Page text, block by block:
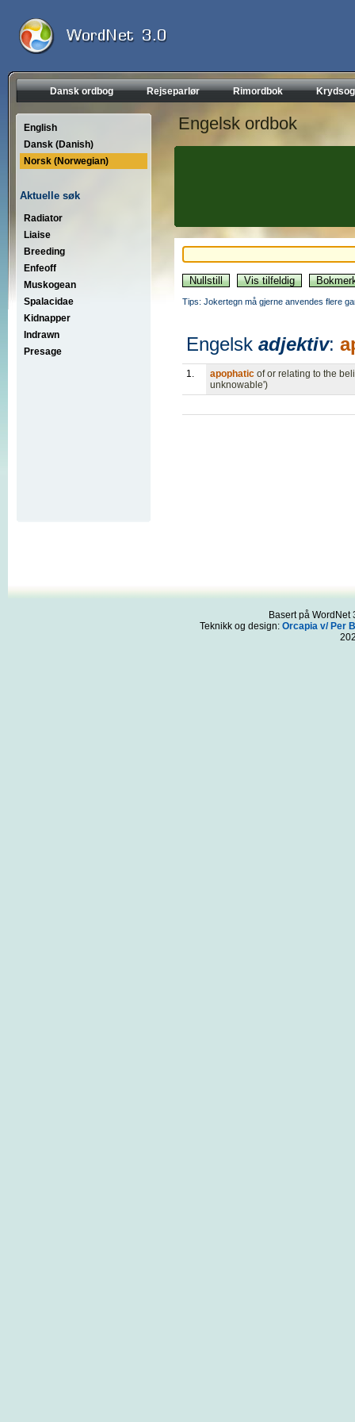
Dansk ordbog Rejseparlør Rimordbok
English
Dansk (Danish)
Norsk (Norwegian)
Aktuelle søk
Radiator
Liaise
Breeding
Enfeoff
Muskogean
Spalacidae
Kidnapper
Indrawn
Presage
Engelsk ordbok
Tips: Jokertegn må gjerne anvendes flere
Engelsk adjektiv:
1. apophatic of or relating to the
unknowable')
Basert på
Teknikk og design: Orcapia v/ Per